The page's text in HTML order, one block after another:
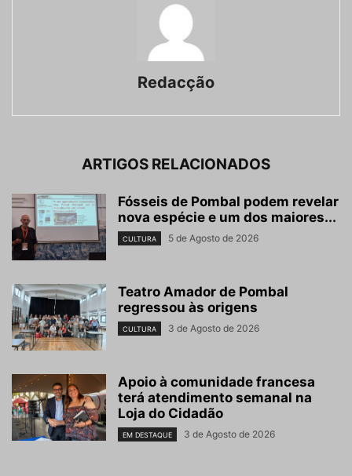
Redacção
ARTIGOS RELACIONADOS
Fósseis de Pombal podem revelar
nova espécie e um dos maiores...
CULTURA 5 de Agosto de 2026
Teatro Amador de Pombal
regressou às origens
CULTURA 3 de Agosto de 2026
Apoio à comunidade francesa
terá atendimento semanal na
Loja do Cidadão
EM DESTAQUE 3 de Agosto de 2026